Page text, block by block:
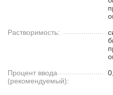
Растворимость:
Процент ввода
(рекомендуемый):